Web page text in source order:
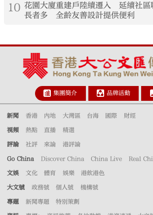
10 花園大廈重建戶陸續遷入 延續社區
長者多 全齡友善設計提供便利
集團簡介 品牌活動
新聞 香港 內地 大灣區 台海 國際 財經
視頻 熱點 直播 精選
評論 社評 來論 港評論
Go China Discover China China Live Real
文娛 文化 體育 娛樂 港飲港色
大文號 政務號 個人號 機構號
專題 新聞專題 特別策劃